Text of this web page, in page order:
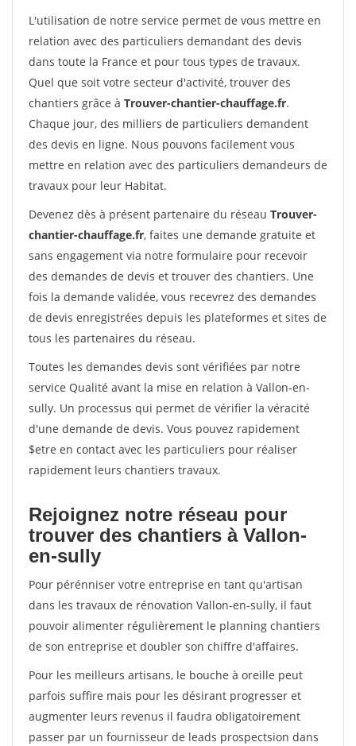
L'utilisation de notre service permet de vous mettre en
relation avec des particuliers demandant des devis
dans toute la France et pour tous types de travaux.
Quel que soit votre secteur d'activité, trouver des
chantiers grâce à Trouver-chantier-chauffage.fr.
Chaque jour, des milliers de particuliers demandent
des devis en ligne. Nous pouvons facilement vous
mettre en relation avec des particuliers demandeurs de
travaux pour leur Habitat.
Devenez dès à présent partenaire du réseau Trouver-
chantier-chauffage.fr, faites une demande gratuite et
sans engagement via notre formulaire pour recevoir
des demandes de devis et trouver des chantiers. Une
fois la demande validée, vous recevrez des demandes
de devis enregistrées depuis les plateformes et sites de
tous les partenaires du réseau.
Toutes les demandes devis sont vérifiées par notre
service Qualité avant la mise en relation à Vallon-en-
sully. Un processus qui permet de vérifier la véracité
d'une demande de devis. Vous pouvez rapidement
$etre en contact avec les particuliers pour réaliser
rapidement leurs chantiers travaux.
Rejoignez notre réseau pour
trouver des chantiers à Vallon-
en-sully
Pour pérénniser votre entreprise en tant qu'artisan
dans les travaux de rénovation Vallon-en-sully, il faut
pouvoir alimenter régulièrement le planning chantiers
de son entreprise et doubler son chiffre d'affaires.
Pour les meilleurs artisans, le bouche à oreille peut
parfois suffire mais pour les désirant progresser et
augmenter leurs revenus il faudra obligatoirement
passer par un fournisseur de leads prospectsion dans